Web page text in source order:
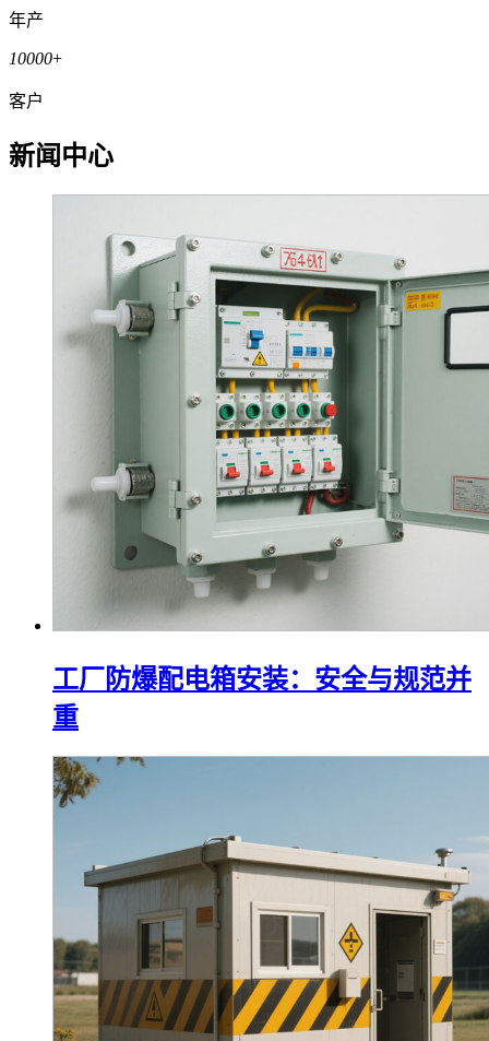
年产
10000+
客户
新闻中心
工厂防爆配电箱安装：安全与规范并
重